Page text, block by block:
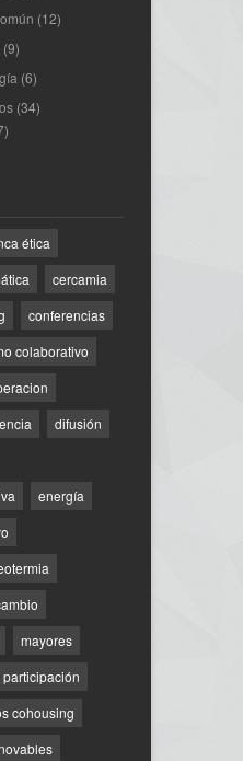
(12)
(9)
(6)
(34)
ética
cercamia
conferencias
colaborativo
difusión
energía
mayores
participación
cohousing